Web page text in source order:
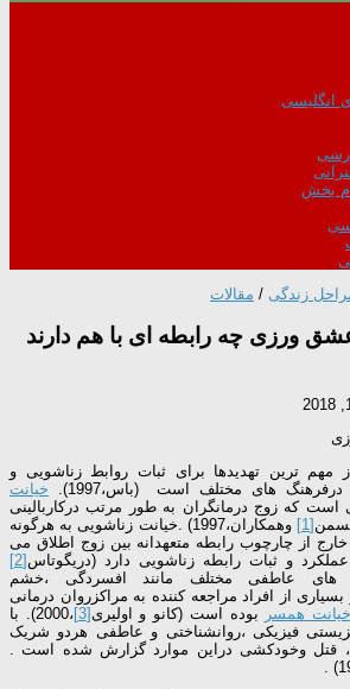
انگلیسی
بخش
زندگی / مقالات
ورزی چه رابطه ای با هم دارند
مهم ترین تهدیدها برای ثبات روابط زناشویی و
های مختلف است (باس،1997).
خیانت
است که زوج درمانگران به طور مرتب درکاربالینی
[1]
وهمکاران،1997) .خیانت زناشویی به هرگونه
از چارچوب رابطه متعهدانه بین زوج اطلاق می
و ثبات رابطه زناشویی دارد (دریگوتاس[2]
واکنش های عاطفی مختلف مانند افسردگی ،خشم
از افراد مراجعه کننده به مراکزروان درمانی
خیانت همسر بوده است (کانو و اولیری[3]
،2000). با
فیزیکی ،روانشناختی و عاطفی هردو شریک
قتل وخودکشی دراین موارد گزارش شده است .